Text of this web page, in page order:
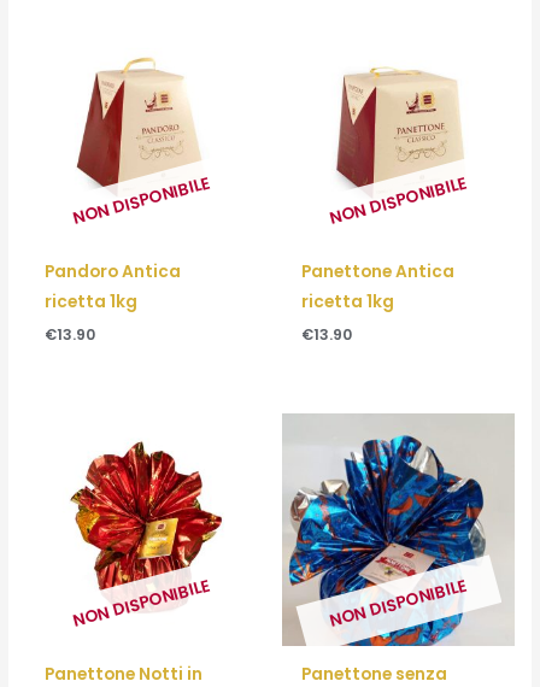
NON DISPONIBILE
Pandoro Antica
ricetta 1kg
€13.90
NON DISPONIBILE
Panettone Antica
ricetta 1kg
€13.90
NON DISPONIBILE
Panettone Notti in
NON DISPONIBILE
Panettone senza